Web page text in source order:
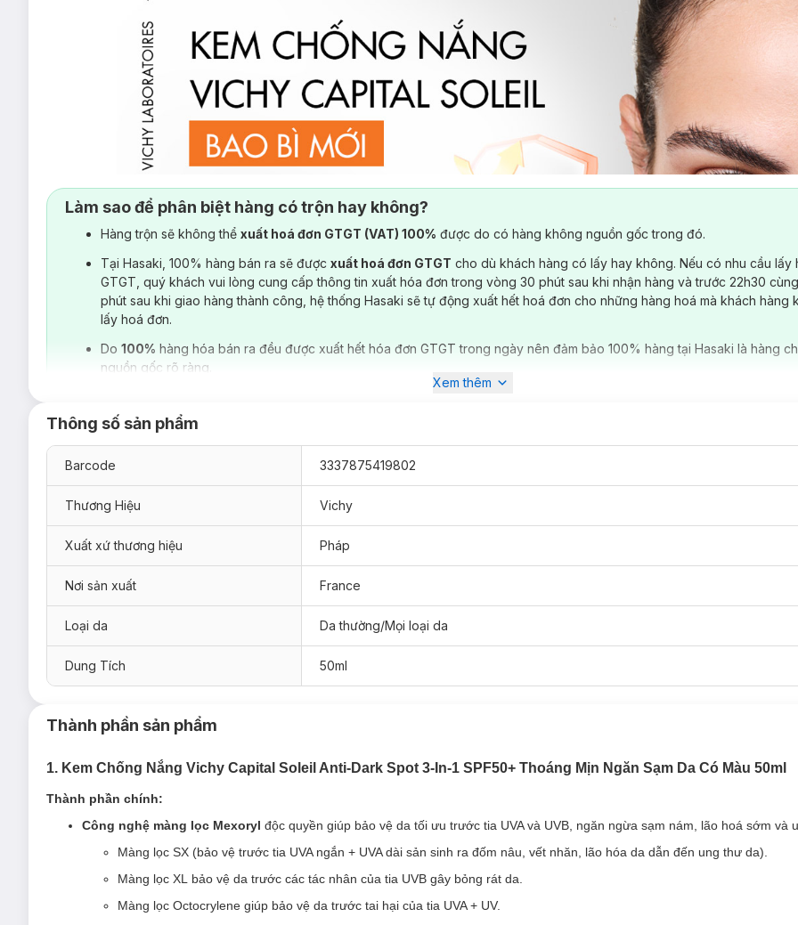
Kem Chống Nắng Vichy Capital Soleil Anti-Dark Spot 3-In-1 SPF50+
dưỡng da hiệu quả, ngăn ngừa sạm da, giảm thâm nám. Sản phẩm có màu nhẹ giúp che phủ khuyết điểm tự nhiên.
Làm sao để phân biệt hàng có trộn hay không?
Hàng trộn sẽ không thể xuất hoá đơn GTGT (VAT) 100% được do có hàng không nguồn gốc trong đó.
Tại Hasaki, 100% hàng bán ra sẽ được xuất hoá đơn GTGT cho dù khách hàng có lấy hay không. Nếu có nhu cầu lấy
GTGT, quý khách vui lòng cung cấp thông tin xuất hóa đơn trong vòng 30 phút sau khi nhận hàng và trước 22h30
phút sau khi giao hàng thành công, hệ thống Hasaki sẽ tự động xuất hết hoá đơn cho những hàng hoá mà khách hàng
lấy hoá đơn.
Do 100% hàng hóa bán ra đều được xuất hết hóa đơn GTGT trong ngày nên đảm bảo 100% hàng tại Hasaki là hàng
nguồn gốc rõ ràng.
Xem thêm
Thông số sản phẩm
Barcode 3337875419802
Thương Hiệu Vichy
Xuất xứ thương hiệu Pháp
Nơi sản xuất France
Loại da Da thường/Mọi loại da
Dung Tích 50ml
Thành phần sản phẩm
1. Kem Chống Nắng Vichy Capital Soleil Anti-Dark Spot 3-In-1 SPF50+ Thoáng Mịn Ngăn Sạm Da Có Màu 50ml
Thành phần chính:
Công nghệ màng lọc Mexoryl độc quyền giúp bảo vệ da tối ưu trước tia UVA và UVB, ngăn ngừa sạm nám, lão hoá sớm và
Màng lọc SX (bảo vệ trước tia UVA ngắn + UVA dài sản sinh ra đốm nâu, vết nhăn, lão hóa da dẫn đến ung thư da).
Màng lọc XL bảo vệ da trước các tác nhân của tia UVB gây bỏng rát da.
Màng lọc Octocrylene giúp bảo vệ da trước tai hại của tia UVA + UV.